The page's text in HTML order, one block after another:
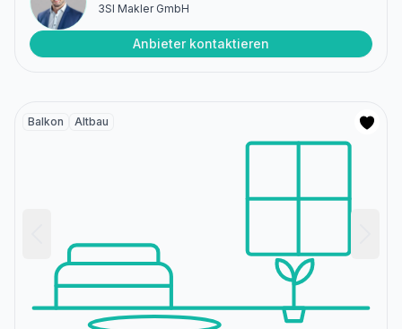
3SI Makler GmbH
Anbieter kontaktieren
Balkon Altbau